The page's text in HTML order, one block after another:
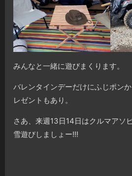
みんなと一緒に遊びまくります。
バレンタインデーだけにふじポン
レゼントもあり。
さあ、来週13日14日はクルマアソ
雪遊びしましょー!!!